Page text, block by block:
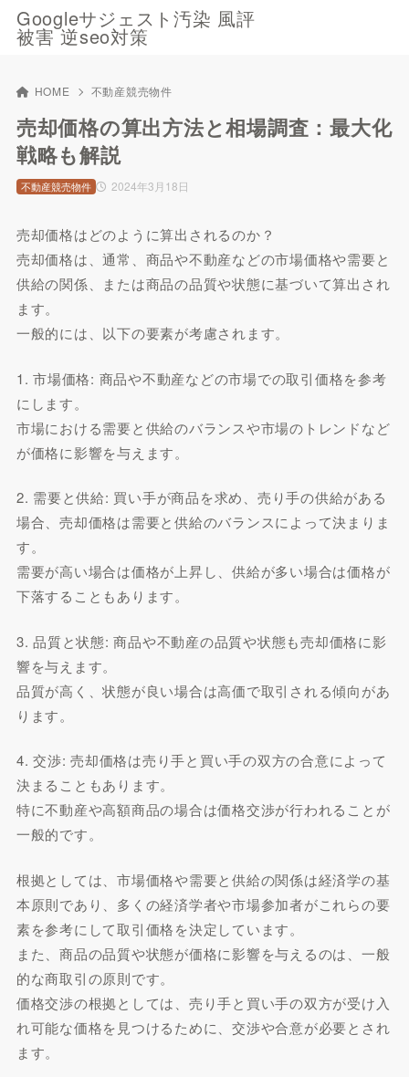
Googleサジェスト汚染 風評
被害 逆seo対策
HOME 不動産競売物件
売却価格の算出方法と相場調査：最大化
戦略も解説
2024年3月18日
不動産競売物件
売却価格はどのように算出されるのか？
売却価格は、通常、商品や不動産などの市場価格や需要と
供給の関係、または商品の品質や状態に基づいて算出され
ます。
一般的には、以下の要素が考慮されます。
1. 市場価格: 商品や不動産などの市場での取引価格を参考
にします。
市場における需要と供給のバランスや市場のトレンドなど
が価格に影響を与えます。
2. 需要と供給: 買い手が商品を求め、売り手の供給がある
場合、売却価格は需要と供給のバランスによって決まりま
す。
需要が高い場合は価格が上昇し、供給が多い場合は価格が
下落することもあります。
3. 品質と状態: 商品や不動産の品質や状態も売却価格に影
響を与えます。
品質が高く、状態が良い場合は高価で取引される傾向があ
ります。
4. 交渉: 売却価格は売り手と買い手の双方の合意によって
決まることもあります。
特に不動産や高額商品の場合は価格交渉が行われることが
一般的です。
根拠としては、市場価格や需要と供給の関係は経済学の基
本原則であり、多くの経済学者や市場参加者がこれらの要
素を参考にして取引価格を決定しています。
また、商品の品質や状態が価格に影響を与えるのは、一般
的な商取引の原則です。
価格交渉の根拠としては、売り手と買い手の双方が受け入
れ可能な価格を見つけるために、交渉や合意が必要とされ
ます。